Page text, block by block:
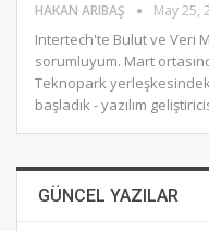
HAKAN ARIBAŞ May 25,
Intertech'te Bulut ve Veri
sorumluyum. Mart
Teknopark
başladık - yazılım
GÜNCEL YAZILAR